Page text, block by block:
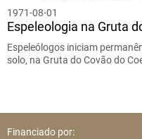
1971-08-01
Espeleologia na Gruta
Espeleólogos iniciam
solo, na Gruta do Covão do
Financiado por: